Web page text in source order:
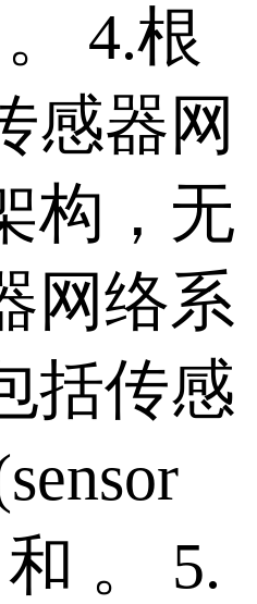
4.根
感器网
构，无
网络系
括传感
。 5.